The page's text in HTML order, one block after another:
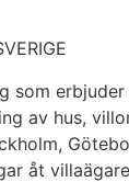
som
av hus,
åt